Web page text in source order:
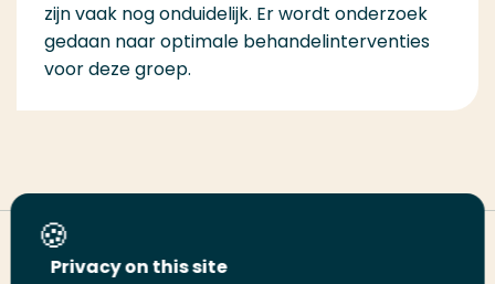
zijn vaak nog onduidelijk. Er wordt onderzoek
gedaan naar optimale behandelinterventies
voor deze groep.
Deel deze pagina
Privacy on this site